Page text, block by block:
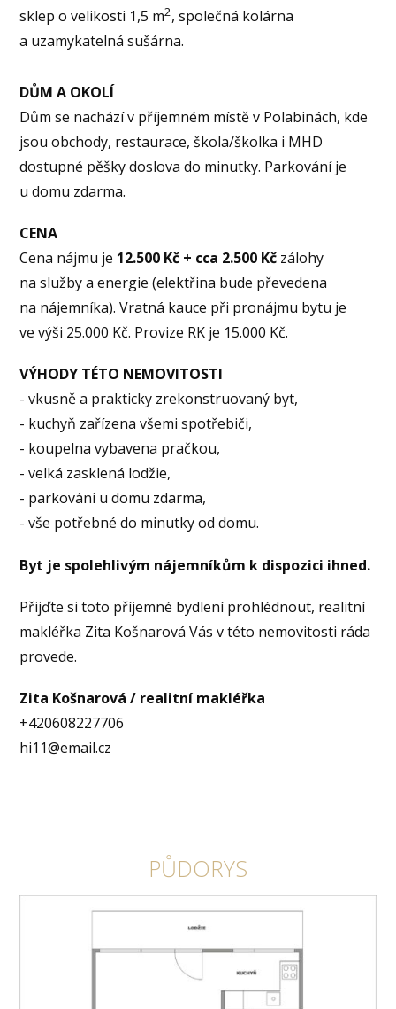
sklep o velikosti 1,5 m2, společná kolárna
a uzamykatelná sušárna.
DŮM A OKOLÍ
Dům se nachází v příjemném místě v Polabinách, kde
jsou obchody, restaurace, škola/školka i MHD
dostupné pěšky doslova do minutky. Parkování je
u domu zdarma.
CENA
Cena nájmu je 12.500 Kč + cca 2.500 Kč zálohy
na služby a energie (elektřina bude převedena
na nájemníka). Vratná kauce při pronájmu bytu je
ve výši 25.000 Kč. Provize RK je 15.000 Kč.
VÝHODY TÉTO NEMOVITOSTI
- vkusně a prakticky zrekonstruovaný byt,
- kuchyň zařízena všemi spotřebiči,
- koupelna vybavena pračkou,
- velká zasklená lodžie,
- parkování u domu zdarma,
- vše potřebné do minutky od domu.
Byt je spolehlivým nájemníkům k dispozici ihned.
Přijďte si toto příjemné bydlení prohlédnout, realitní
makléřka Zita Košnarová Vás v této nemovitosti ráda
provede.
Zita Košnarová / realitní makléřka
+420608227706
hi11@email.cz
PŮDORYS